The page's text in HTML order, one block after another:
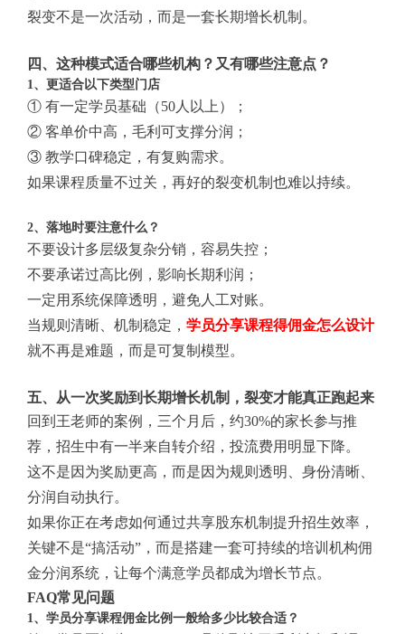
裂变不是一次活动，而是一套长期增长机制。
四、这种模式适合哪些机构？又有哪些注意点？
1、更适合以下类型门店
① 有一定学员基础（50人以上）；
② 客单价中高，毛利可支撑分润；
③ 教学口碑稳定，有复购需求。
如果课程质量不过关，再好的裂变机制也难以持续。
2、落地时要注意什么？
不要设计多层级复杂分销，容易失控；
不要承诺过高比例，影响长期利润；
一定用系统保障透明，避免人工对账。
当规则清晰、机制稳定， 学员分享课程得佣金怎么设计
就不再是难题，而是可复制模型。
五、从一次奖励到长期增长机制，裂变才能真正跑起来
回到王老师的案例，三个月后，约30%的家长参与推
荐，招生中有一半来自转介绍，投流费用明显下降。
这不是因为奖励更高，而是因为规则透明、身份清晰、
分润自动执行。
如果你正在考虑如何通过共享股东机制提升招生效率，
关键不是“搞活动”，而是搭建一套可持续的培训机构佣
金分润系统，让每个满意学员都成为增长节点。
FAQ常见问题
1、学员分享课程佣金比例一般给多少比较合适？